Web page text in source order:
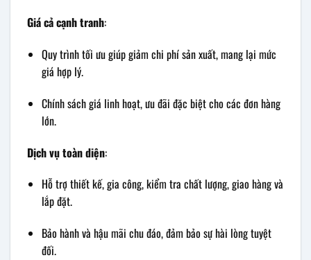
Giá cả cạnh tranh:
Quy trình tối ưu giúp giảm chi phí sản xuất, mang lại mức
giá hợp lý.
Chính sách giá linh hoạt, ưu đãi đặc biệt cho các đơn hàng
lớn.
Dịch vụ toàn diện:
Hỗ trợ thiết kế, gia công, kiểm tra chất lượng, giao hàng và
lắp đặt.
Bảo hành và hậu mãi chu đáo, đảm bảo sự hài lòng tuyệt
đối.